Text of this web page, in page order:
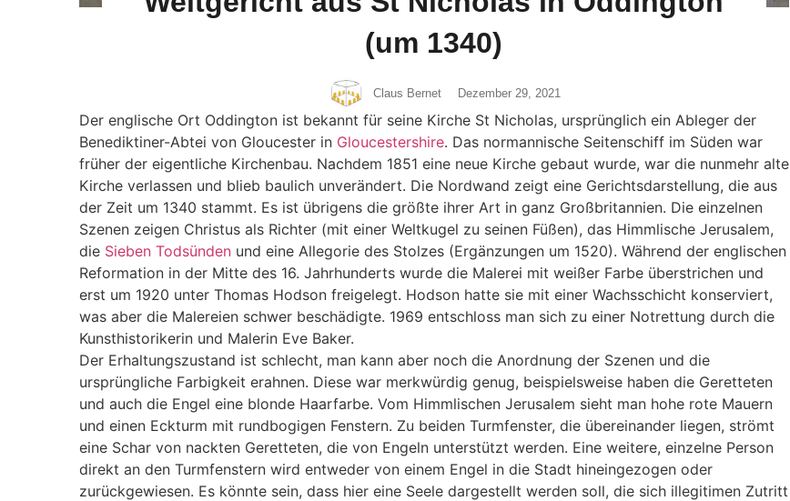
(um 1340)
Claus Bernet Dezember 29, 2021
Der englische Ort Oddington ist bekannt für seine Kirche St Nicholas, ursprünglich ein Ableger der
Benediktiner-Abtei von Gloucester in Gloucestershire. Das normannische Seitenschiff im Süden war
früher der eigentliche Kirchenbau. Nachdem 1851 eine neue Kirche gebaut wurde, war die nunmehr alte
Kirche verlassen und blieb baulich unverändert. Die Nordwand zeigt eine Gerichtsdarstellung, die aus
der Zeit um 1340 stammt. Es ist übrigens die größte ihrer Art in ganz Großbritannien. Die einzelnen
Szenen zeigen Christus als Richter (mit einer Weltkugel zu seinen Füßen), das Himmlische Jerusalem,
die Sieben Todsünden und eine Allegorie des Stolzes (Ergänzungen um 1520). Während der englischen
Reformation in der Mitte des 16. Jahrhunderts wurde die Malerei mit weißer Farbe überstrichen und
erst um 1920 unter Thomas Hodson freigelegt. Hodson hatte sie mit einer Wachsschicht konserviert,
was aber die Malereien schwer beschädigte. 1969 entschloss man sich zu einer Notrettung durch die
Kunsthistorikerin und Malerin Eve Baker.
Der Erhaltungszustand ist schlecht, man kann aber noch die Anordnung der Szenen und die
ursprüngliche Farbigkeit erahnen. Diese war merkwürdig genug, beispielsweise haben die Geretteten
und auch die Engel eine blonde Haarfarbe. Vom Himmlischen Jerusalem sieht man hohe rote Mauern
und einen Eckturm mit rundbogigen Fenstern. Zu beiden Turmfenster, die übereinander liegen, strömt
eine Schar von nackten Geretteten, die von Engeln unterstützt werden. Eine weitere, einzelne Person
direkt an den Turmfenstern wird entweder von einem Engel in die Stadt hineingezogen oder
zurückgewiesen. Es könnte sein, dass hier eine Seele dargestellt werden soll, die sich illegitimen Zutritt